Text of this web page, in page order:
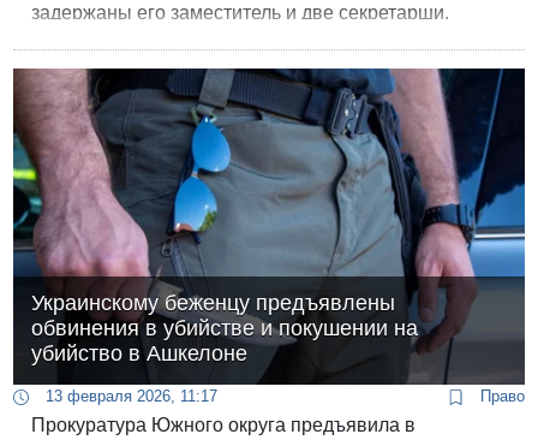
задержаны его заместитель и две секретарши.
Украинскому беженцу предъявлены
обвинения в убийстве и покушении на
убийство в Ашкелоне
13 февраля 2026, 11:17 Право
Прокуратура Южного округа предъявила в